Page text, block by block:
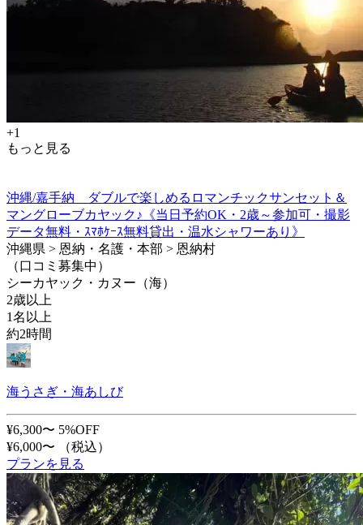
+1
もっと見る
沖縄/嘉手納 ダブルで楽しめるロマンチックサンセット＆
マングローブカヤック♪《当日予約OK・2歳～参加可・撮影
データ無料・ｽﾏﾎｹｰｽ無料貸出・温水シャワーあり》
沖縄県 > 恩納・名護・本部 > 恩納村
（口コミ募集中）
シーカヤック・カヌー（海）
2歳以上
1名以上
約2時間
海うさぎ・海あしび
¥6,300〜 5%OFF
¥6,000〜
（税込）
プランを見る